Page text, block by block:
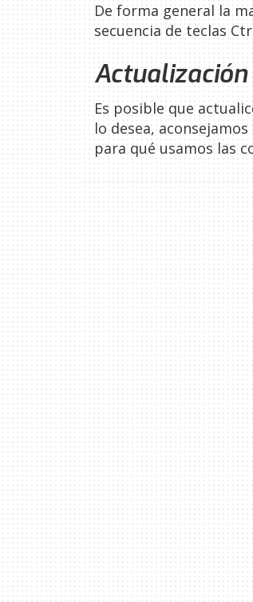
De forma general la
secuencia de teclas
Es posible que
lo desea,
para qué usamos las